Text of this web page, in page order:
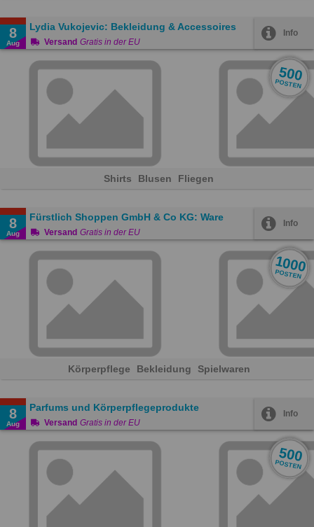
8
Aug
Lydia Vukojevic: Bekleidung & Accessoires
Versand Gratis in der EU
Info
500
POSTEN
Shirts Blusen Fliegen
8
Aug
Fürstlich Shoppen GmbH & Co KG: Ware
Versand Gratis in der EU
Info
1000
POSTEN
Körperpflege Bekleidung Spielwaren
8
Aug
Parfums und Körperpflegeprodukte
Versand Gratis in der EU
Info
500
POSTEN